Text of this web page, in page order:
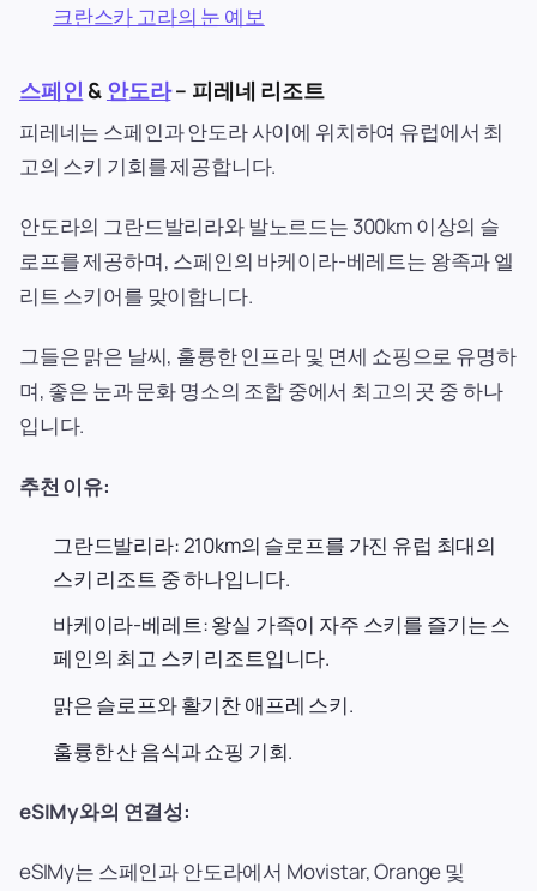
크란스카 고라의 눈 예보
스페인 & 안도라– 피레네 리조트
피레네는 스페인과 안도라 사이에 위치하여 유럽에서 최
고의 스키 기회를 제공합니다.
안도라의 그란드발리라와 발노르드는 300km 이상의 슬
로프를 제공하며, 스페인의 바케이라-베레트는 왕족과 엘
리트 스키어를 맞이합니다.
그들은 맑은 날씨, 훌륭한 인프라 및 면세 쇼핑으로 유명하
며, 좋은 눈과 문화 명소의 조합 중에서 최고의 곳 중 하나
입니다.
추천 이유:
그란드발리라: 210km의 슬로프를 가진 유럽 최대의
스키 리조트 중 하나입니다.
바케이라-베레트: 왕실 가족이 자주 스키를 즐기는 스
페인의 최고 스키 리조트입니다.
맑은 슬로프와 활기찬 애프레 스키.
훌륭한 산 음식과 쇼핑 기회.
eSIMy와의 연결성:
eSIMy는 스페인과 안도라에서 Movistar, Orange 및